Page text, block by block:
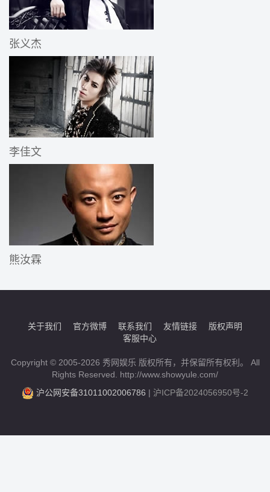
张义杰
李佳文
熊汝霖
关于我们 官方微博 联系我们 友情链接
版权声明
客服中心
Copyright © 2005-2026 秀网娱乐 版权所有，并保留所有权利。 All
Rights Reserved. http://www.showyule.com/
沪公网安备31011002006786 | 沪ICP备2024056950号-2